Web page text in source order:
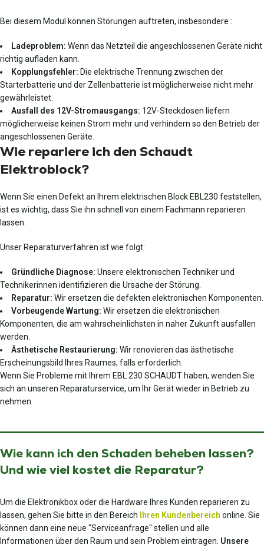
Bei diesem Modul können Störungen auftreten, insbesondere :
Ladeproblem: Wenn das Netzteil die angeschlossenen Geräte nicht
richtig aufladen kann.
Kopplungsfehler: Die elektrische Trennung zwischen der
Starterbatterie und der Zellenbatterie ist möglicherweise nicht mehr
gewährleistet.
Ausfall des 12V-Stromausgangs: 12V-Steckdosen liefern
möglicherweise keinen Strom mehr und verhindern so den Betrieb der
angeschlossenen Geräte.
Wie repariere ich den Schaudt
Elektroblock?
Wenn Sie einen Defekt an Ihrem elektrischen Block EBL230 feststellen,
ist es wichtig, dass Sie ihn schnell von einem Fachmann reparieren
lassen.
Unser Reparaturverfahren ist wie folgt:
Gründliche Diagnose: Unsere elektronischen Techniker und
Technikerinnen identifizieren die Ursache der Störung.
Reparatur: Wir ersetzen die defekten elektronischen Komponenten.
Vorbeugende Wartung: Wir ersetzen die elektronischen
Komponenten, die am wahrscheinlichsten in naher Zukunft ausfallen
werden.
Ästhetische Restaurierung: Wir renovieren das ästhetische
Erscheinungsbild Ihres Raumes, falls erforderlich.
Wenn Sie Probleme mit Ihrem EBL 230 SCHAUDT haben, wenden Sie
sich an unseren Reparaturservice, um Ihr Gerät wieder in Betrieb zu
nehmen.
Wie kann ich den Schaden beheben lassen?
Und wie viel kostet die Reparatur?
Um die Elektronikbox oder die Hardware Ihres Kunden reparieren zu
lassen, gehen Sie bitte in den Bereich Ihren Kundenbereich online. Sie
können dann eine neue "Serviceanfrage" stellen und alle
Informationen über den Raum und sein Problem eintragen. Unsere